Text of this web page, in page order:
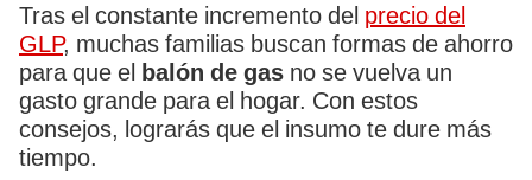
Tras el constante incremento del precio del
GLP, muchas familias buscan formas de ahorro
para que el balón de gas no se vuelva un
gasto grande para el hogar. Con estos
consejos, lograrás que el insumo te dure más
tiempo.